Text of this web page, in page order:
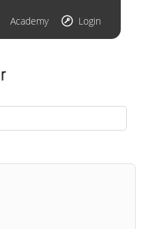
Academy Login